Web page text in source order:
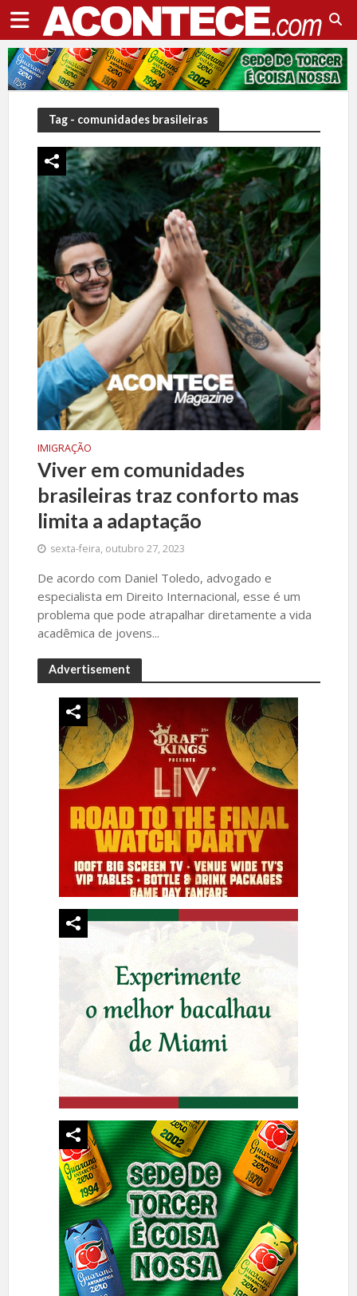
Tag - comunidades brasileiras
IMIGRAÇÃO
Viver em comunidades
brasileiras traz conforto mas
limita a adaptação
sexta-feira, outubro 27, 2023
De acordo com Daniel Toledo, advogado e
especialista em Direito Internacional, esse é um
problema que pode atrapalhar diretamente a vida
acadêmica de jovens...
Advertisement